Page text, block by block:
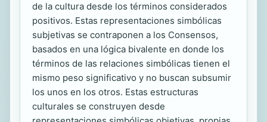
de la cultura desde los términos considerados
positivos. Estas representaciones simbólicas
subjetivas se contraponen a los Consensos,
basados en una lógica bivalente en donde los
términos de las relaciones simbólicas tienen el
mismo peso significativo y no buscan subsumir
los unos en los otros. Estas estructuras
culturales se construyen desde